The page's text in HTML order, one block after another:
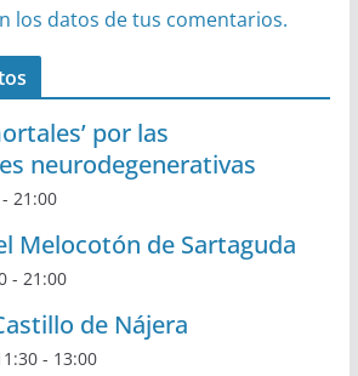
los datos de tus comentarios.
por las
neurodegenerativas
21:00
Melocotón de Sartaguda
- 21:00
de Nájera
- 13:00